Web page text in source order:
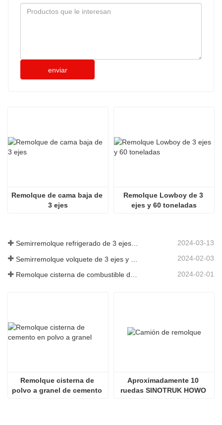
enviar
Remolque de cama baja de
3 ejes
Remolque Lowboy de 3
ejes y 60 toneladas
Semirremolque refrigerado de 3 ejes a Argelia 2024-03-13
2024-02-03
2024-02-01
Remolque cisterna de
polvo a granel de cemento
Aproximadamente 10
ruedas SINOTRUK HOWO